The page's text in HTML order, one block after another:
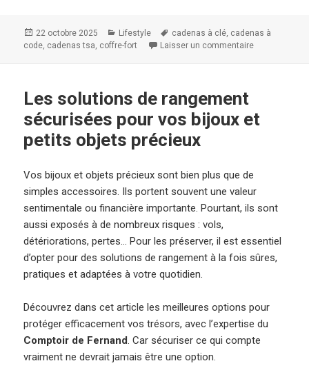
Publié
le
22 octobre 2025 Catégories
Lifestyle
Mots-
clés
cadenas à clé, cadenas à
code, cadenas tsa, coffre-fort Laisser un commentaire
Les solutions de rangement
sécurisées pour vos bijoux et
petits objets précieux
Vos bijoux et objets précieux sont bien plus que de
simples accessoires. Ils portent souvent une valeur
sentimentale ou financière importante. Pourtant, ils sont
aussi exposés à de nombreux risques : vols,
détériorations, pertes… Pour les préserver, il est essentiel
d’opter pour des solutions de rangement à la fois sûres,
pratiques et adaptées à votre quotidien.
Découvrez dans cet article les meilleures options pour
protéger efficacement vos trésors, avec l’expertise du
Comptoir de Fernand. Car sécuriser ce qui compte
vraiment ne devrait jamais être une option.